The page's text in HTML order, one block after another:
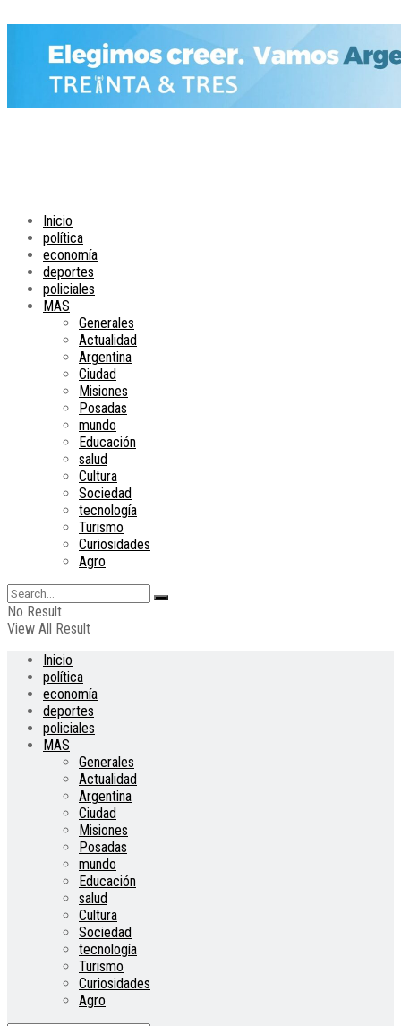
Inicio
política
economía
deportes
policiales
MAS
Generales
Actualidad
Argentina
Ciudad
Misiones
Posadas
mundo
Educación
salud
Cultura
Sociedad
tecnología
Turismo
Curiosidades
Agro
No Result
View All Result
Inicio
política
economía
deportes
policiales
MAS
Generales
Actualidad
Argentina
Ciudad
Misiones
Posadas
mundo
Educación
salud
Cultura
Sociedad
tecnología
Turismo
Curiosidades
Agro